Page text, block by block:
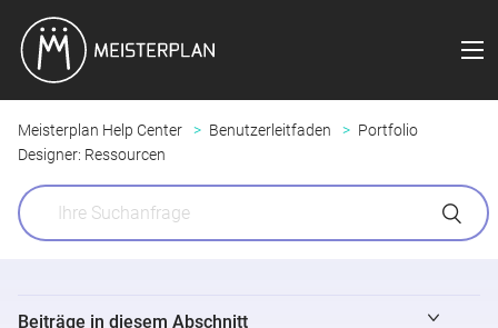
Meisterplan Help Center Benutzerleitfaden
Portfolio
Designer: Ressourcen
Beiträge in diesem Abschnitt